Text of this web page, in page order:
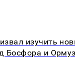
изучить
Босфора и